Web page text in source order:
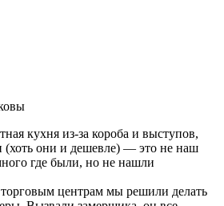
кухня из-за короба и выступов,
(хоть они и дешевле) — это не наш
где были, но не нашли
центрам мы решили делать